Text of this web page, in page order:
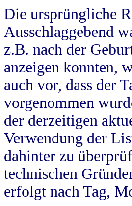
Die ursprüngliche
Ausschlaggebend
z.B. nach der
anzeigen konnten,
auch vor, dass der
vorgenommen
der derzeitigen
Verwendung der
dahinter zu
technischen
erfolgt nach Tag,